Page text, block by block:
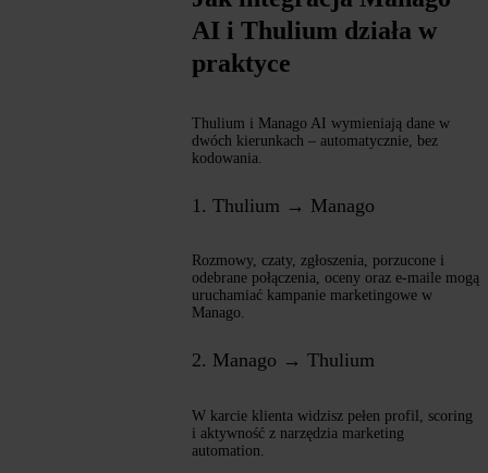
AI i Thulium działa w
praktyce
Thulium i Manago AI wymieniają dane w
dwóch kierunkach – automatycznie, bez
kodowania.
1. Thulium → Manago
Rozmowy, czaty, zgłoszenia, porzucone i
odebrane połączenia, oceny oraz e-maile mogą
uruchamiać kampanie marketingowe w
Manago.
2. Manago → Thulium
W karcie klienta widzisz pełen profil, scoring
i aktywność z narzędzia marketing
automation.